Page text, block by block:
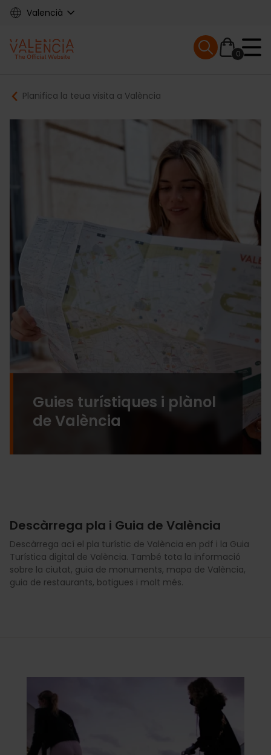
Skip
content
Valencià
Main
navigation
0
Mobile menu
Breadcrumb
Planifica la teua visita a València
Guies turístiques i plànol
de València
Descàrrega pla i Guia de València
Descàrrega ací el pla turístic de València en pdf i la Guia
Turística digital de València. També tota la informació
sobre la ciutat, guia de monuments, mapa de València,
guia de restaurants, botigues i molt més.